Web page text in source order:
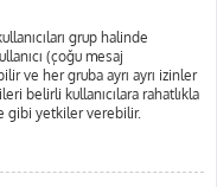
grup halinde
(çoğu mesaj
ve her gruba ayrı ayrı izinler
belirli kullanıcılara rahatlıkla
gibi yetkiler verebilir.